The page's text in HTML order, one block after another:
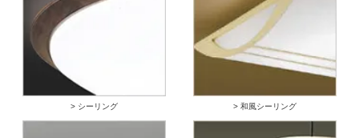
> シーリング > 和風シーリング